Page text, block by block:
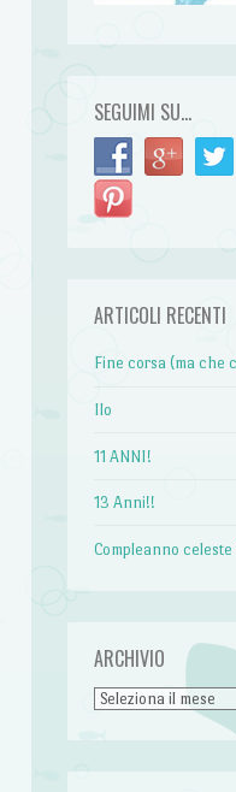
SEGUIMI SU…
ARTICOLI RECENTI
Fine corsa (ma che
Ilo
11 ANNI!
13 Anni!!
Compleanno
ARCHIVIO
Archivio